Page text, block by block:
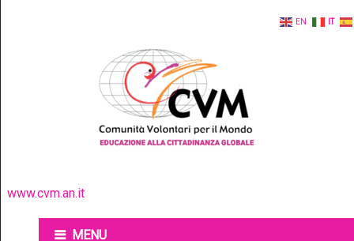
www.cvm.an.it
MENU
EN IT